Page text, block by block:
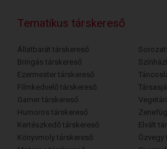
Tematikus társkereső
Állatbarát társkereső
Bringás társkereső
Ezermester társkereső
Filmkedvelő társkereső
Gamer társkereső
Humoros társkereső
Kertészkedő társkereső
Könyvmoly társkereső
Elvált
Özvegy